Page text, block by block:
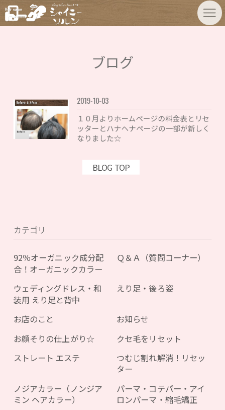
ブログ
2019-10-03
１０月よりホームページの料金表とリセ
ッターとハナヘナページの一部が新しく
なりました☆
BLOG TOP
カテゴリ
92％オーガニック成分配
合！オーガニックカラー
Ｑ＆Ａ（質問コーナー）
ウェディングドレス・和
装用 えり足と背中
えり足・後ろ姿
お店のこと
お知らせ
お顔そりの仕上がり☆
クセ毛をリセット
ストレート エステ
つむじ割れ解消！リセッ
ター
ノジアカラー（ノンジア
ミン ヘアカラー）
パーマ・コテパー・アイ
ロンパーマ・縮毛矯正